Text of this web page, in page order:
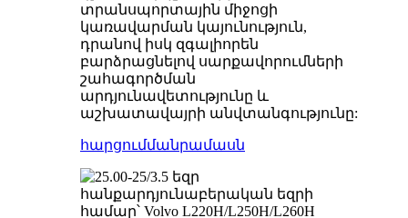
տրանսպորտային միջոցի
կառավարման կայունություն,
դրանով իսկ զգալիորեն
բարձրացնելով սարքավորումների
շահագործման
արդյունավետությունը և
աշխատավայրի անվտանգությունը:
հարցումմանրամասն